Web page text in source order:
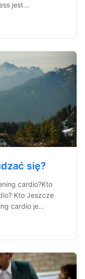
jest...
się?
cardio?Kto
Kto Jeszcze
cardio je...